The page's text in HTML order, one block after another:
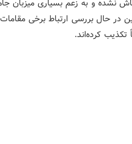
در حال بررسی ارتباط برخی
تکذیب کرده‌اند.